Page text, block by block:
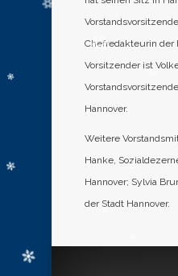
Chefredakteurin der
Vorsitzender ist
Hannover.
Weitere
Hanke,
Hannover; Sylvia
der Stadt Hannover.